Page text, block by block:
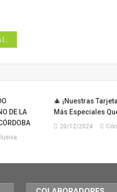
DE LA
🎄 ¡Nuestras
Más Especiales
20/12/2024